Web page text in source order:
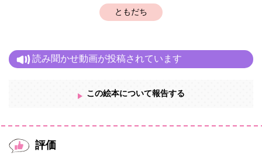
ともだち
読み聞かせ動画が投稿されています
この絵本について報告する
評価